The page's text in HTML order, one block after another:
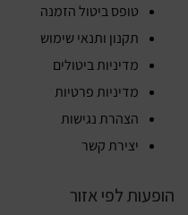
טופס ביטול הזמנה
תקנון ותנאי שימוש
מדיניות ביטולים
מדיניות פרטיות
הצהרת נגישות
יצירת קשר
הופעות לפי אזור